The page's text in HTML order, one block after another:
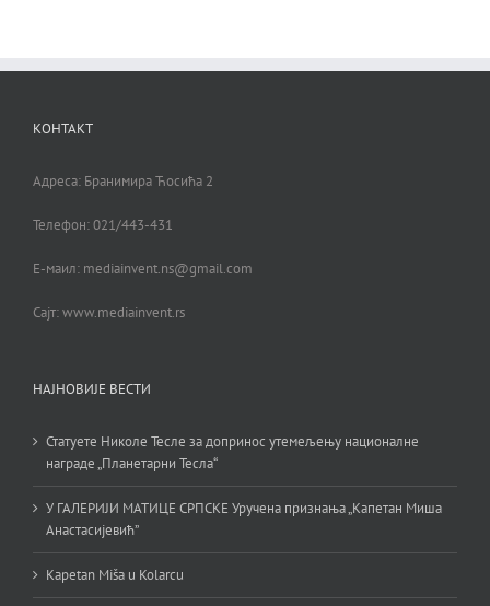
КОНТАКТ
Адреса: Бранимира Ћосића 2
Телефон: 021/443-431
Е-маил: mediainvent.ns@gmail.com
Сајт: www.mediainvent.rs
НАЈНОВИЈЕ ВЕСТИ
Статуете Николе Тесле за допринос утемељењу националне
награде „Планетарни Тесла“
У ГАЛЕРИЈИ МАТИЦЕ СРПСКЕ Уручена признања „Капетан Миша
Анастасијевић”
Kapetan Miša u Kolarcu